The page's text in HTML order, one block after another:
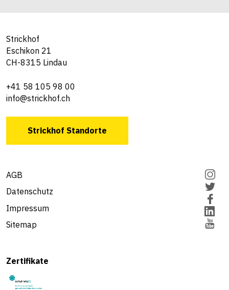
Strickhof
Eschikon 21
CH-8315 Lindau
+41 58 105 98 00
info@strickhof.ch
Strickhof Standorte
AGB
Datenschutz
Impressum
Sitemap
Zertifikate